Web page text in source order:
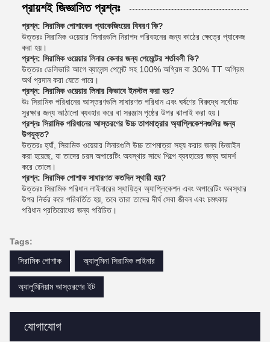
যোগাযোগ
প্রায়শই জিজ্ঞাসিত প্রশ্নঃ
প্রশ্ন: সিরামিক পোশাকের প্যাকেজিংয়ের বিবরণ কি?
উত্তরঃ সিরামিক ওয়েয়ার লিনারগুলি নিরাপদ পরিবহনের জন্য কাঠের ক্ষেত্রে প্যাকেজ
করা হয়।
প্রশ্ন: সিরামিক ওয়েয়ার লিনার কেনার জন্য পেমেন্টের শর্তাবলী কি?
উত্তরঃ ডেলিভারি আগে ব্যালেন্স পেমেন্ট সহ 100% অগ্রিম বা 30% TT অগ্রিম
অর্থ প্রদান করা যেতে পারে।
প্রশ্ন: সিরামিক ওয়েয়ার লিনার কিভাবে ইনস্টল করা হয়?
উঃ সিরামিক পরিধানের আস্তরণগুলি সাধারণত পরিধান এবং ঘর্ষণের বিরুদ্ধে সর্বোচ্চ
সুরক্ষার জন্য আঠালো ব্যবহার করে বা সরঞ্জাম পৃষ্ঠের উপর ঝালাই করা হয়।
প্রশ্নঃ সিরামিক পরিধানের আস্তরণের উচ্চ তাপমাত্রার অ্যাপ্লিকেশনগুলির জন্য
উপযুক্ত?
উত্তরঃ হ্যাঁ, সিরামিক ওয়েয়ার লিনারগুলি উচ্চ তাপমাত্রা সহ্য করার জন্য ডিজাইন
করা হয়েছে, যা তাদের চরম অপারেটিং অবস্থার সাথে শিল্পে ব্যবহারের জন্য আদর্শ
করে তোলে।
প্রশ্ন: সিরামিক পোশাক সাধারণত কতদিন স্থায়ী হয়?
উত্তরঃ সিরামিক পরিধান লাইনারের স্থায়িত্ব অ্যাপ্লিকেশন এবং অপারেটিং অবস্থার
উপর নির্ভর করে পরিবর্তিত হয়, তবে তারা তাদের দীর্ঘ সেবা জীবন এবং চমৎকার
পরিধান প্রতিরোধের জন্য পরিচিত।
Tags:
সিরামিক পোশাক
অ্যালুমিনা সিরামিক লাইনার
অ্যালুমিনিয়াম আস্তরণের ইট